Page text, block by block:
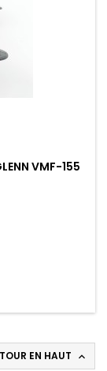
VMF-155
EN HAUT 